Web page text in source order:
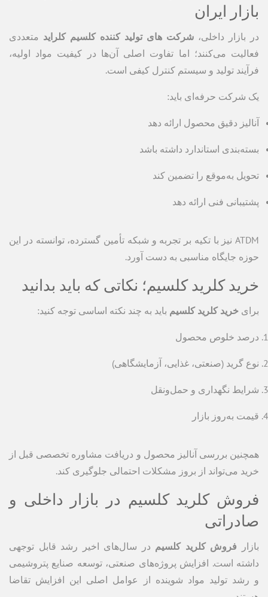
بازار ایران
در بازار داخلی، شرکت های تولید کننده کلسیم کلراید متعددی
فعالیت می‌کنند؛ اما تفاوت اصلی آن‌ها در کیفیت مواد اولیه،
فرآیند تولید و سیستم کنترل کیفی است.
یک شرکت حرفه‌ای باید:
آنالیز دقیق محصول ارائه دهد
بسته‌بندی استاندارد داشته باشد
تحویل به‌موقع را تضمین کند
پشتیبانی فنی ارائه دهد
ATDM نیز با تکیه بر تجربه و شبکه تأمین گسترده، توانسته در این
حوزه جایگاه مناسبی به دست آورد.
خرید کلرید کلسیم؛ نکاتی که باید بدانید
برای خرید کلرید کلسیم باید به چند نکته اساسی توجه کنید:
درصد خلوص محصول
نوع گرید (صنعتی، غذایی، آزمایشگاهی)
شرایط نگهداری و حمل‌ونقل
قیمت به‌روز بازار
همچنین بررسی آنالیز محصول و دریافت مشاوره تخصصی قبل از
خرید می‌تواند از بروز مشکلات احتمالی جلوگیری کند.
فروش کلرید کلسیم در بازار داخلی و
صادراتی
بازار فروش کلرید کلسیم در سال‌های اخیر رشد قابل توجهی
داشته است. افزایش پروژه‌های صنعتی، توسعه صنایع پتروشیمی
و رشد تولید مواد شوینده از عوامل اصلی این افزایش تقاضا